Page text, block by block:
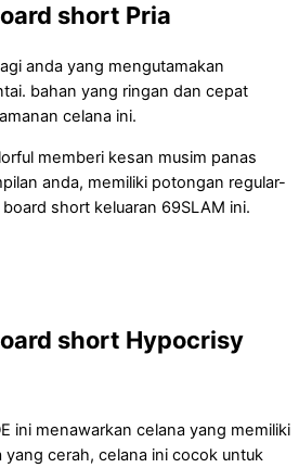
short Pria
anda yang mengutamakan
bahan yang ringan dan cepat
celana ini.
memberi kesan musim panas
anda, memiliki potongan regular-
short keluaran 69SLAM ini.
short Hypocrisy
ini menawarkan celana yang memiliki
cerah, celana ini cocok untuk